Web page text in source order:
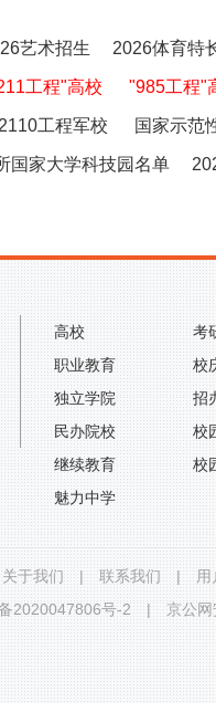
艺术招生 2026体育特
工程"高校 "985工程"
2110工程军校 国家示范
国家大学科技园名单
高校
职业教育
独立学院
民办院校
继续教育
魅力中学
考
校
招
校
校
关于我们 | 联系我们 |
用
2020047806号-2
| 京公